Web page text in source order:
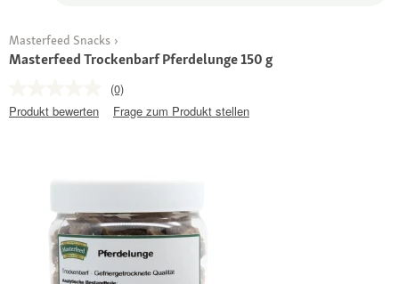
Masterfeed Snacks
Masterfeed Trockenbarf Pferdelunge 150 g
(0)
Produkt bewerten
Frage zum Produkt stellen